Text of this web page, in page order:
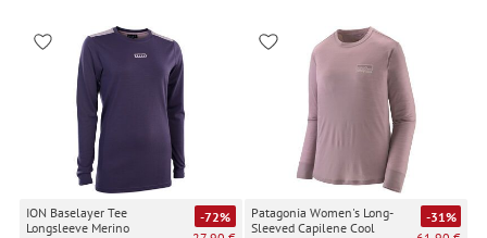
ION Baselayer Tee
Longsleeve Merino
-72%
Patagonia Women's Long-
Sleeved Capilene Cool
-31%